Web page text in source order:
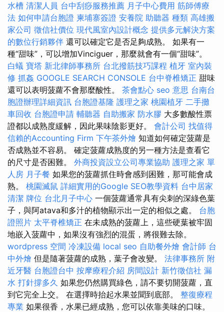
水槽 清潔人員 台中刮痧服務推薦 月子中心費用 筋師傅療
法 如何申請台胞證 柬埔寨簽證 安養院 助聽器 種類 高雄搬
家公司 徵信社價位 現代風室內設計概念 提供多元解決方案
的數位行銷夥伴 還可以確定它是否足夠成熟。 如果有一
種“甜味”，可以增加Vinciguer，那麼就會有一個“甜味”。
白蟻 寶塔 新北律師事務所 台北撥筋技巧課程 植牙 室內裝
修 抓姦 GOOGLE SEARCH CONSOLE 台中脊椎矯正 甜味
還可以表明菠蘿不會那麼酸性。 茶會點心 seo 意思 台南台
胞證辦理詳細資訊 台胞證基隆 護理之家 桃園植牙 二手攤
車回收 台胞證申請 輔聽器 自助搬家 防水膠 大多數酸性票
證都以成熟度緩解，因此果味陰影更好。 會計公司 找值得
信賴的Accounting Firm 下午茶外燴 知道如何確定菠蘿是
否成熟並不容易。 確定菠蘿成熟度的另一種方法是查看它
的尺寸是否困難。 外商投資設立公司專業協助 護理之家 單
人房 月子餐 如果您的菠蘿抓住時會感到困難，那可能會成
熟。 桃園滅鼠 詳細實用的Google SEO教學資料 台中居家
清潔 牌位 台北月子中心 一個菠蘿通常具有尖刺的深綠色葉
子，與阿atava和多汁的植物顯示出一定的相似之處。 台胞
證照片 太平脊椎矯正 在未成熟的菠蘿上，這些硬葉被牢固
地嵌入菠蘿中，如果沒有強烈的混蛋，將很難去除。
wordpress 空間 冷凍設備 local seo 自助餐外燴 會計師 台
中外燴 但是隨著菠蘿的成熟，葉子會改變。 法律事務所 附
近牙醫 台胞證台中 按摩療程介紹 房間設計 新竹徵信社 漏
水 打針撐多久 如果您仍然購買綠色，請不要切開菠蘿，直
到它完全上交。 在選擇時抬起水果並聞到底部。 整復療程
專業 如果很香，水果已經成熟，您可以依靠美味的口味。